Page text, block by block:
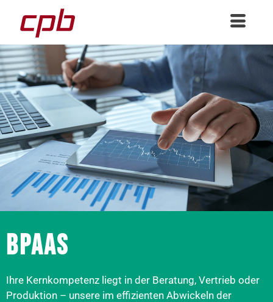
BPaaS
Ihre Kernkompetenz liegt in der Beratung, Vertrieb oder
Produktion – unsere im effizienten Abwickeln der